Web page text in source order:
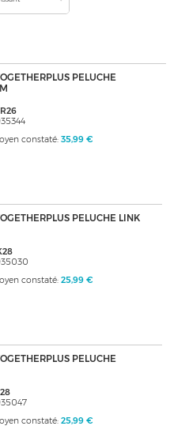
PELUCHE
constaté: 35,99 €
PELUCHE LINK
constaté: 25,99 €
PELUCHE
constaté: 25,99 €